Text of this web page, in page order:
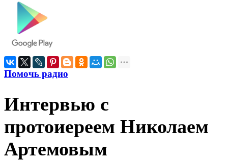
Помочь радио
Интервью с
протоиереем Николаем
Артемовым